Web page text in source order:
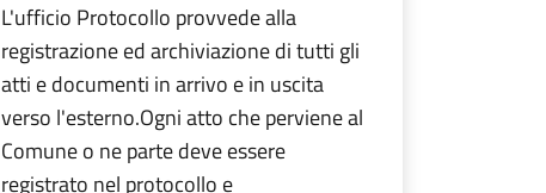
L'ufficio Protocollo provvede alla
registrazione ed archiviazione di tutti gli
atti e documenti in arrivo e in uscita
verso l'esterno.Ogni atto che perviene al
Comune o ne parte deve essere
registrato nel protocollo e